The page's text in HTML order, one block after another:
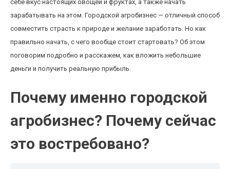
себе вкус настоящих овощей и фруктах, а также начать
зарабатывать на этом. Городской агробизнес — отличный способ
совместить страсть к природе и желание заработать. Но как
правильно начать, с чего вообще стоит стартовать? Об этом
поговорим подробно и расскажем, как вложить небольшие
деньги и получить реальную прибыль.
Почему именно городской
агробизнес? Почему сейчас
это востребовано?